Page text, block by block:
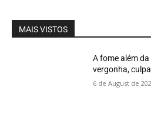
MAIS VISTOS
A fome além
vergonha,
6 de August de